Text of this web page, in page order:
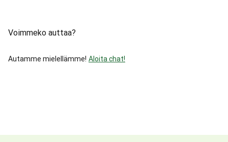
Voimmeko auttaa?
Autamme mielellämme! Aloita chat!